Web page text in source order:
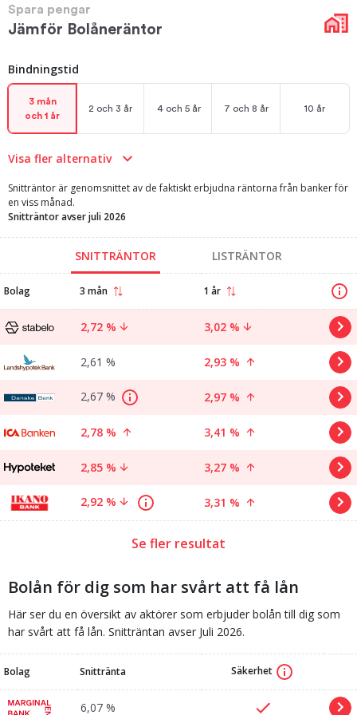
Spara pengar
Jämför Bolåneräntor
Bindningstid
3 mån
och 1 år
2 och 3 år 4 och 5 år 7 och 8 år 10 år
Visa fler alternativ
Snitträntor är genomsnittet av de faktiskt erbjudna räntorna från banker för
en viss månad.
Snitträntor avser juli 2026
SNITTRÄNTOR LISTRÄNTOR
Bolag 3 mån 1 år
2,72 % 3,02 %
2,61 % 2,93 %
2,67 % 2,97 %
2,78 % 3,41 %
2,85 % 3,27 %
2,92 % 3,31 %
Se fler resultat
Bolån för dig som har svårt att få lån
Här ser du en översikt av aktörer som erbjuder bolån till dig som
har svårt att få lån. Snitträntan avser Juli 2026.
Bolag Snittränta Säkerhet
6,07 %